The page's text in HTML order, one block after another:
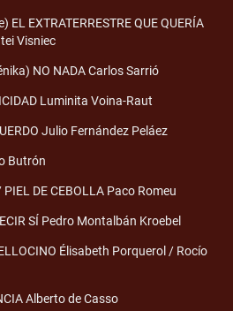
EL EXTRATERRESTRE QUE QUERÍA
Visniec
NO NADA Carlos Sarrió
Luminita Voina-Raut
Julio Fernández Peláez
Butrón
DE CEBOLLA Paco Romeu
SÍ Pedro Montalbán Kroebel
Élisabeth Porquerol / Rocío
Alberto de Casso